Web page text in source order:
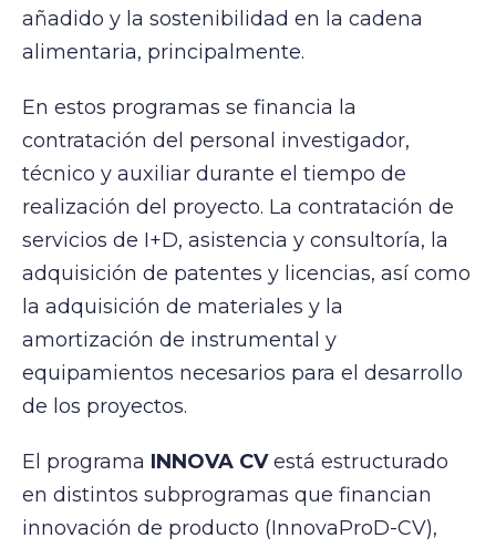
añadido y la sostenibilidad en la cadena
alimentaria, principalmente.
En estos programas se financia la
contratación del personal investigador,
técnico y auxiliar durante el tiempo de
realización del proyecto. La contratación de
servicios de I+D, asistencia y consultoría, la
adquisición de patentes y licencias, así como
la adquisición de materiales y la
amortización de instrumental y
equipamientos necesarios para el desarrollo
de los proyectos.
El programa INNOVA CVestá estructurado
en distintos subprogramas que financian
innovación de producto (InnovaProD-CV),